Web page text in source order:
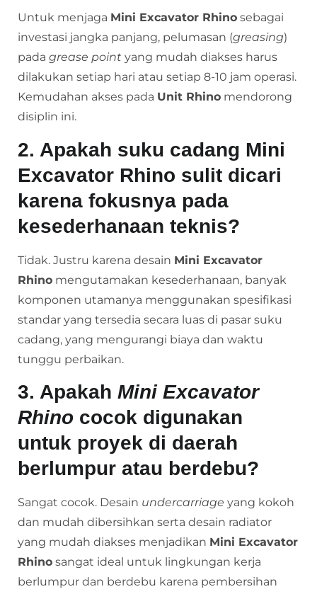
Untuk menjaga Mini Excavator Rhino sebagai
investasi jangka panjang, pelumasan (greasing)
pada grease point yang mudah diakses harus
dilakukan setiap hari atau setiap 8-10 jam operasi.
Kemudahan akses pada Unit Rhino mendorong
disiplin ini.
2. Apakah suku cadang Mini
Excavator Rhino sulit dicari
karena fokusnya pada
kesederhanaan teknis?
Tidak. Justru karena desain Mini Excavator
Rhino mengutamakan kesederhanaan, banyak
komponen utamanya menggunakan spesifikasi
standar yang tersedia secara luas di pasar suku
cadang, yang mengurangi biaya dan waktu
tunggu perbaikan.
3. Apakah Mini Excavator
Rhino cocok digunakan
untuk proyek di daerah
berlumpur atau berdebu?
Sangat cocok. Desain undercarriage yang kokoh
dan mudah dibersihkan serta desain radiator
yang mudah diakses menjadikan Mini Excavator
Rhino sangat ideal untuk lingkungan kerja
berlumpur dan berdebu karena pembersihan